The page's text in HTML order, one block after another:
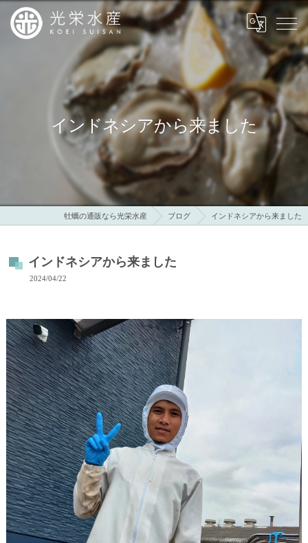
インドネシアから来ました
牡蠣の通販なら光栄水産 ブログ インドネシアから来ました
インドネシアから来ました
2024/04/22